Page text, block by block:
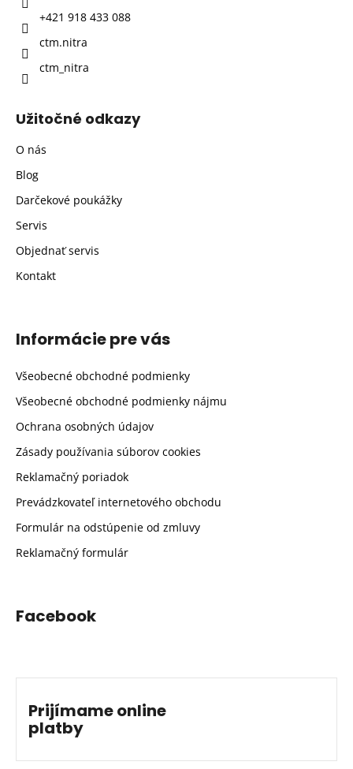
+421 918 433 088
ctm.nitra
ctm_nitra
Užitočné odkazy
O nás
Blog
Darčekové poukážky
Servis
Objednať servis
Kontakt
Informácie pre vás
Všeobecné obchodné podmienky
Všeobecné obchodné podmienky nájmu
Ochrana osobných údajov
Zásady používania súborov cookies
Reklamačný poriadok
Prevádzkovateľ internetového obchodu
Formulár na odstúpenie od zmluvy
Reklamačný formulár
Facebook
Prijímame online
platby